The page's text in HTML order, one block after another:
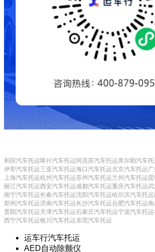
和田汽车托运喀什汽车托运 阿克苏汽车托运库尔勒汽车托
伊犁汽车托运三亚汽车托运海口汽车托运北京汽车托运
上海汽车托运杭州汽车托运苏州汽车托运兰州汽车托运
丽江汽车托运西安汽车托运成都汽车托运重庆汽车托运武
南宁汽车托运长春汽车托运沈阳汽车托运哈尔滨汽车托运
郑州汽车托运济南汽车托运长沙汽车托运合肥汽车托运南
贵阳汽车托运天津汽车托运石家庄汽车托运宁波汽车托运
西宁汽车托运银川汽车托运东莞汽车托运
运车行汽车托运
AED自动除颤仪